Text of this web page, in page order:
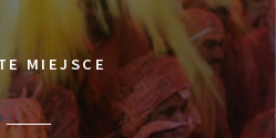
MIEJSCE